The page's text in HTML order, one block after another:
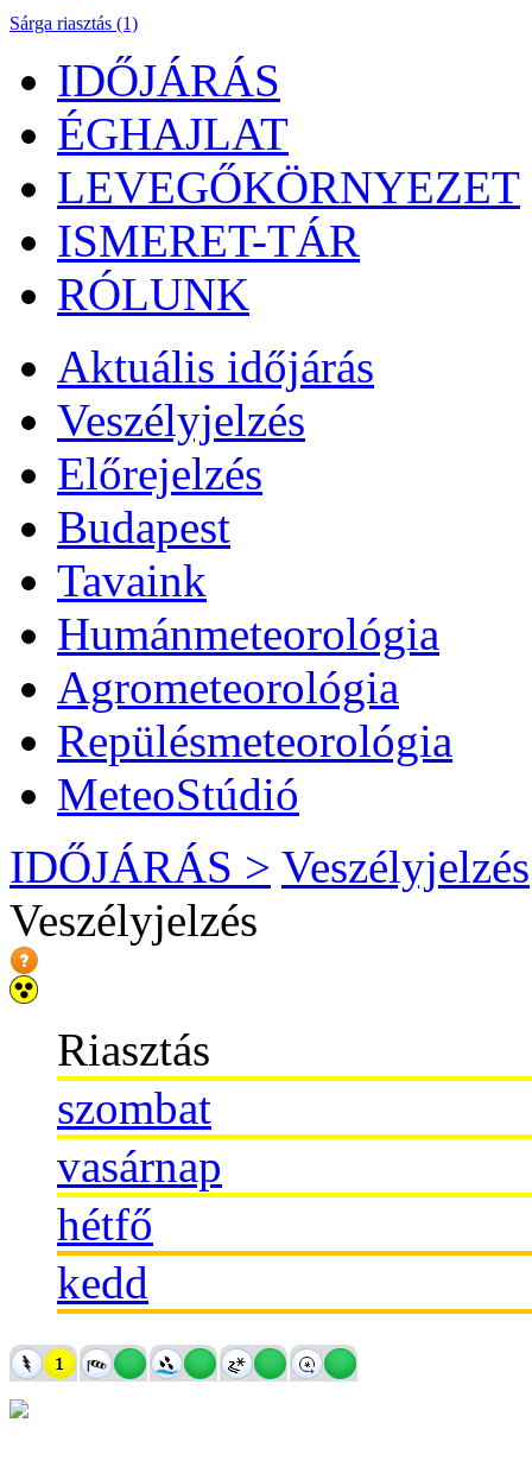
Sárga riasztás (1)
IDŐJÁRÁS
ÉGHAJLAT
LEVEGŐKÖRNYEZET
ISMERET-TÁR
RÓLUNK
Aktuális időjárás
Veszélyjelzés
Előrejelzés
Budapest
Tavaink
Humánmeteorológia
Agrometeorológia
Repülésmeteorológia
MeteoStúdió
IDŐJÁRÁS > Veszélyjelzés
Veszélyjelzés
Riasztás
szombat
vasárnap
hétfő
kedd